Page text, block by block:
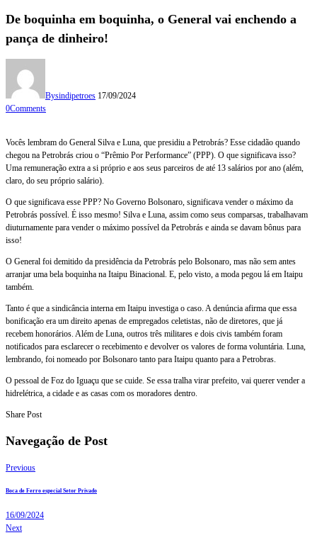
De boquinha em boquinha, o General vai enchendo a
pança de dinheiro!
Bysindipetroes 17/09/2024
0Comments
Vocês lembram do General Silva e Luna, que presidiu a Petrobrás? Esse cidadão quando
chegou na Petrobrás criou o “Prêmio Por Performance” (PPP). O que significava isso?
Uma remuneração extra a si próprio e aos seus parceiros de até 13 salários por ano (além,
claro, do seu próprio salário).
O que significava esse PPP? No Governo Bolsonaro, significava vender o máximo da
Petrobrás possível. É isso mesmo! Silva e Luna, assim como seus comparsas, trabalhavam
diuturnamente para vender o máximo possível da Petrobrás e ainda se davam bônus para
isso!
O General foi demitido da presidência da Petrobrás pelo Bolsonaro, mas não sem antes
arranjar uma bela boquinha na Itaipu Binacional. E, pelo visto, a moda pegou lá em Itaipu
também.
Tanto é que a sindicância interna em Itaipu investiga o caso. A denúncia afirma que essa
bonificação era um direito apenas de empregados celetistas, não de diretores, que já
recebem honorários. Além de Luna, outros três militares e dois civis também foram
notificados para esclarecer o recebimento e devolver os valores de forma voluntária. Luna,
lembrando, foi nomeado por Bolsonaro tanto para Itaipu quanto para a Petrobras.
O pessoal de Foz do Iguaçu que se cuide. Se essa tralha virar prefeito, vai querer vender a
hidrelétrica, a cidade e as casas com os moradores dentro.
Share Post
Navegação de Post
Previous
Boca de Ferro especial Setor Privado
16/09/2024
Next